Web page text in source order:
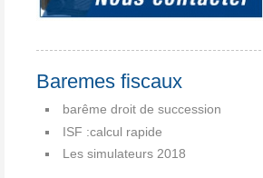
Baremes fiscaux
barême droit de succession
ISF :calcul rapide
Les simulateurs 2018